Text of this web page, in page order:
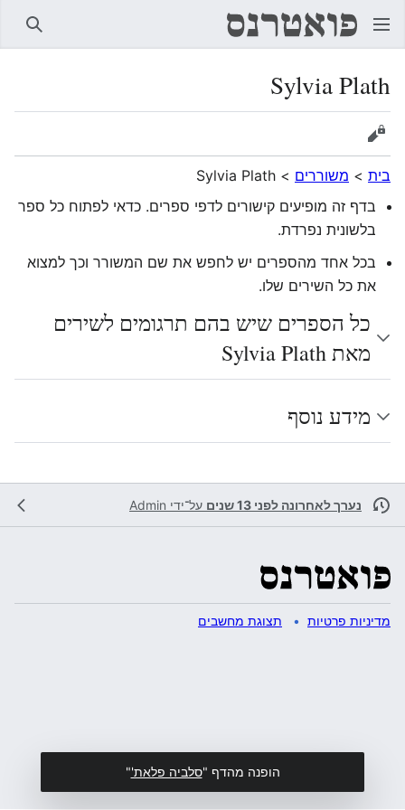
Sylvia Plath
הצגת מקור
בית > משוררים >
Sylvia Plath
בדף זה מופיעים קישורים לדפי ספרים. כדאי לפתוח כל ספר
בלשונית נפרדת.
בכל אחד מהספרים יש לחפש את שם המשורר וכך למצוא
את כל השירים שלו.
כל הספרים שיש בהם תרגומים לשירים
מאת Sylvia Plath
מידע נוסף
נערך לאחרונה לפני 13 שנים על־ידי Admin
מדיניות פרטיות תצוגת מחשבים
הופנה מהדף "סלביה פלאת'"